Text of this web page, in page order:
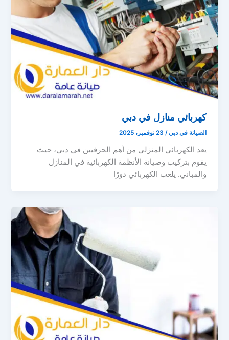
كهربائي منازل في دبي
الصيانة في دبي/ 23 نوفمبر، 2025
يعد الكهربائي المنزلي من أهم الحرفيين في دبي، حيث
يقوم بتركيب وصيانة الأنظمة الكهربائية في المنازل
والمباني. يلعب الكهربائي دورًا